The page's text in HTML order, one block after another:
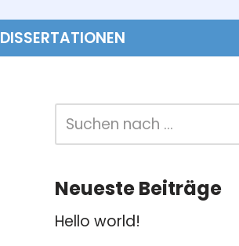
DISSERTATIONEN
Neueste Beiträge
Hello world!